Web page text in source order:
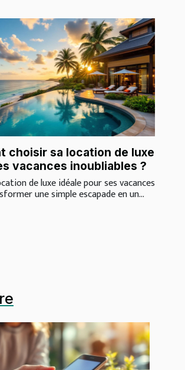
choisir sa location de luxe
vacances inoubliables ?
de luxe idéale pour ses vacances
une simple escapade en un...